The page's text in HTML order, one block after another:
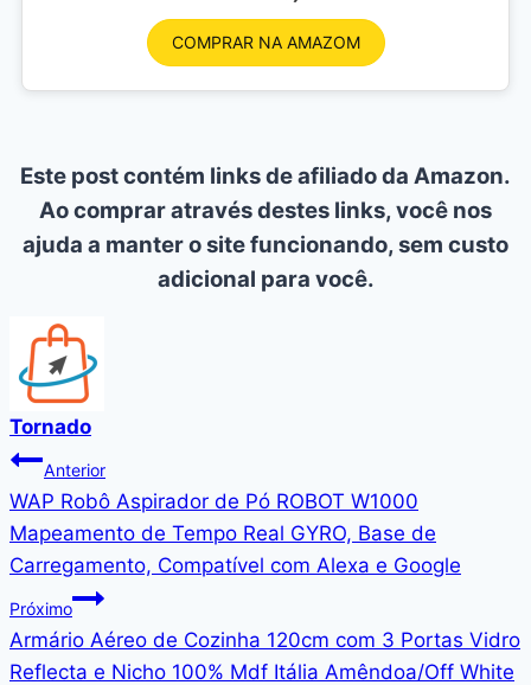
COMPRAR NA AMAZOM
Este post contém links de afiliado da Amazon.
Ao comprar através destes links, você nos
ajuda a manter o site funcionando, sem custo
adicional para você.
Tornado
Navegação
de
Post
Anterior
WAP Robô Aspirador de Pó ROBOT W1000
Mapeamento de Tempo Real GYRO, Base de
Carregamento, Compatível com Alexa e Google
Próximo
Armário Aéreo de Cozinha 120cm com 3 Portas Vidro
Reflecta e Nicho 100% Mdf Itália Amêndoa/Off White